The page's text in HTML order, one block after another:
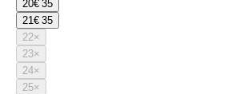
20€ 35
21€ 35
22×
23×
24×
25×